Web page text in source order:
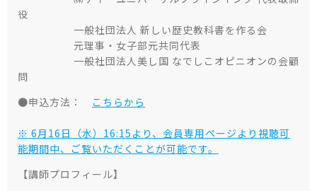
役
一般社団法人 新しい歴史教科書を作る会
元理事・女子部元共同代表
一般社団法人美し国 なでしこオピニオンの会顧
問
●申込方法： こちらから
※ 6月16日（水）16:15より、会員専用ページより視聴可
能期間中、ご覧いただくことが可能です。
【講師プロフィール】